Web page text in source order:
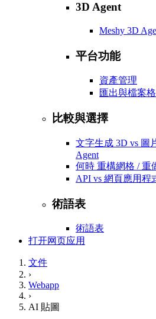
3D Agent
Meshy 3D
平台功能
資產管理
匯出與檔案
比較與選擇
文字生成 3D vs 圖
Agent
何時 重構網格 / 重
API vs 網頁應用程
術語表
術語表
打开网页应用
文件
›
Webapp
›
AI 貼圖